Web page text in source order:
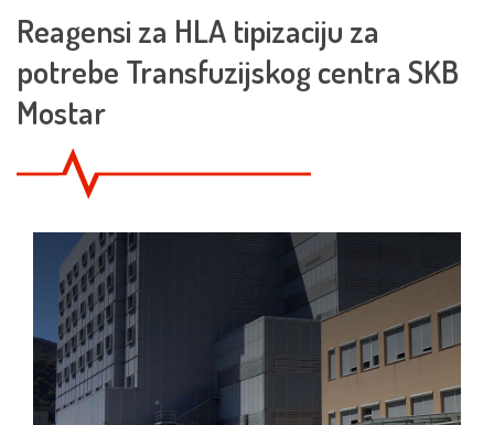
Reagensi za HLA tipizaciju za
potrebe Transfuzijskog centra SKB
Mostar